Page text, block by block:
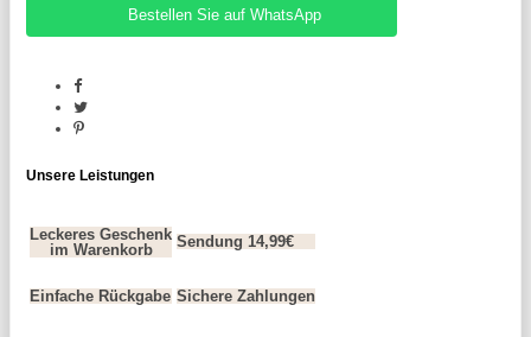
Bestellen Sie auf WhatsApp
Unsere Leistungen
Leckeres Geschenk
im Warenkorb
Sendung 14,99€
Einfache Rückgabe Sichere Zahlungen